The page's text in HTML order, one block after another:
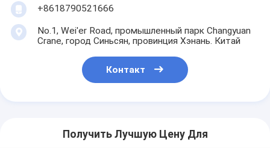
+8618790521666
No.1, Wei'er Road, промышленный парк Changyuan
Crane, город Синьсян, провинция Хэнань. Китай
Контакт
Получить Лучшую Цену Для